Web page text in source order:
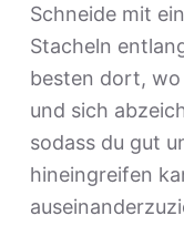
Schneide mit
Stacheln
besten dort,
und sich
sodass du gut
hineingreifen